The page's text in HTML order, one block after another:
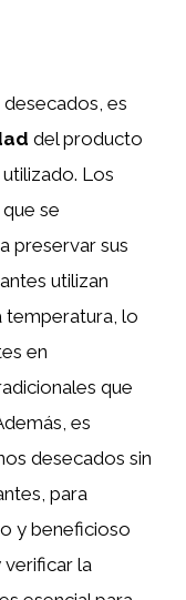
es
del producto
utilizado. Los
se
preservar sus
utilizan
temperatura, lo
en
que
es
desecados sin
para
y beneficioso
verificar la